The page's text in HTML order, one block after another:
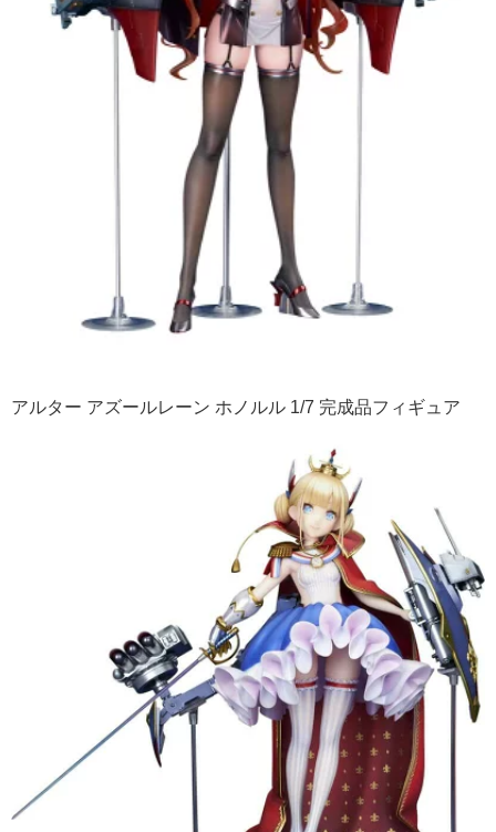
アルター アズールレーン ホノルル 1/7 完成品フィギュア